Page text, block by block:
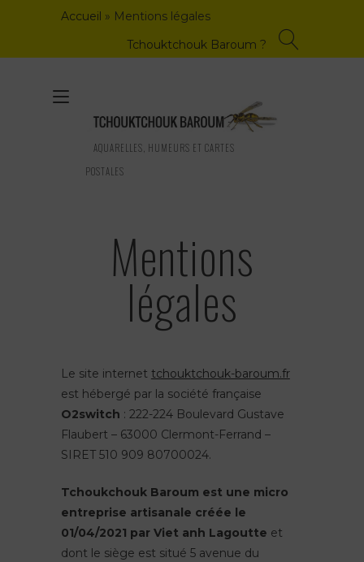
Accueil » Mentions légales
Tchouktchouk Baroum ?
AQUARELLES, HUMEURS ET CARTES
POSTALES
Toggle
navigation
Mentions
légales
Le site internet tchouktchouk-baroum.fr
est hébergé par la société française
O2switch : 222-224 Boulevard Gustave
Flaubert – 63000 Clermont-Ferrand –
SIRET 510 909 80700024.
Tchoukchouk Baroum est une micro
entreprise artisanale créée le
01/04/2021 par Viet anh Lagoutte et
dont le siège est situé 5 avenue du